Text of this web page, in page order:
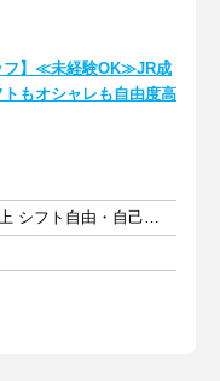
フ】≪未経験OK≫JR成
もオシャレも自由度高
週1日以上 1日3時間以上 シフト自由・自己申告